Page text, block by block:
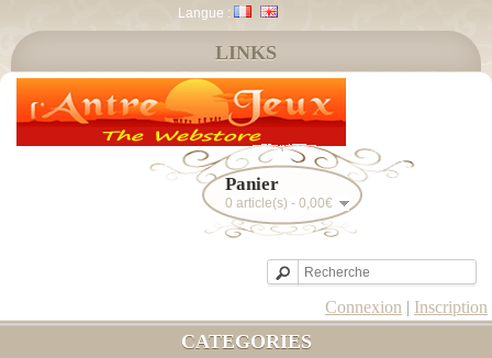
Langue :
Panier
0 article(s) - 0,00€
Connexion | Inscription
LINKS
CATEGORIES